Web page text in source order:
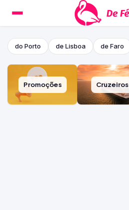
do Porto de Lisboa de Faro
Promoções Cruzeiros